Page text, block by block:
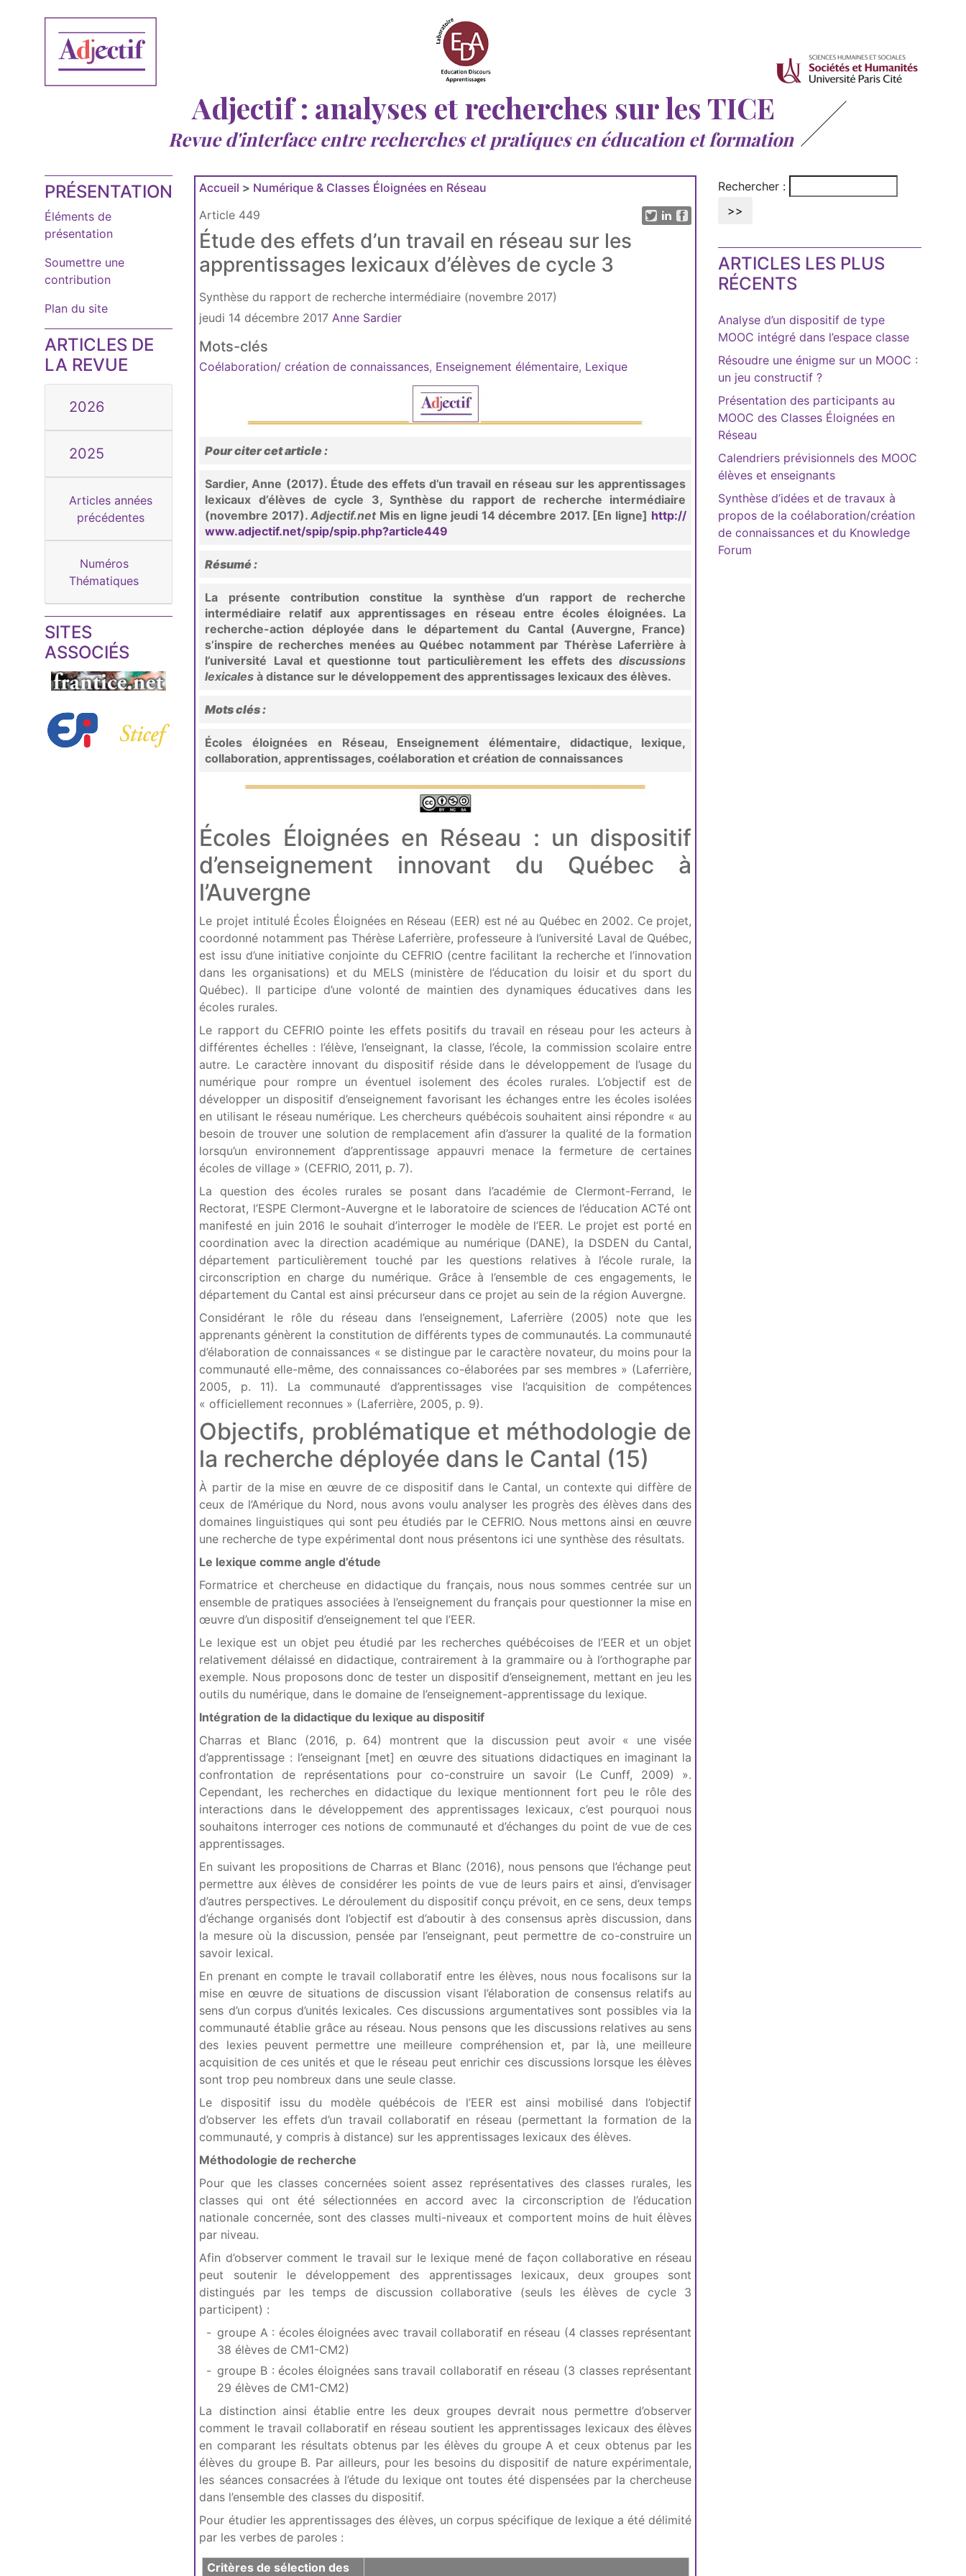
Adjectif : analyses et recherches sur les TICE
Revue d'interface entre recherches et pratiques en éducation et formation
PRÉSENTATION
Éléments de
présentation
Soumettre une
contribution
Plan du site
ARTICLES DE
LA REVUE
2026
2025
Articles années
précédentes
Numéros
Thématiques
SITES
ASSOCIÉS
Accueil > Numérique & Classes Éloignées en Réseau
Article 449
Étude des effets d’un travail en réseau sur les
apprentissages lexicaux d’élèves de cycle 3
Synthèse du rapport de recherche intermédiaire (novembre 2017)
jeudi 14 décembre 2017 Anne Sardier
Mots-clés
Coélaboration/ création de connaissances, Enseignement élémentaire, Lexique
Pour citer cet article :
Sardier, Anne (2017). Étude des effets d’un travail en réseau sur les apprentissages
lexicaux d’élèves de cycle 3, Synthèse du rapport de recherche intermédiaire
(novembre 2017).Adjectif.netMis en ligne jeudi 14 décembre 2017. [En ligne] http://
www.adjectif.net/spip/spip.php?article449
Résumé :
La présente contribution constitue la synthèse d’un rapport de recherche
intermédiaire relatif aux apprentissages en réseau entre écoles éloignées. La
recherche-action déployée dans le département du Cantal (Auvergne, France)
s’inspire de recherches menées au Québec notamment par Thérèse Laferrière à
l’université Laval et questionne tout particulièrement les effets desdiscussions
lexicales à distance sur le développement des apprentissages lexicaux des élèves.
Mots clés :
Écoles éloignées en Réseau, Enseignement élémentaire, didactique, lexique,
collaboration, apprentissages, coélaboration et création de connaissances
Écoles Éloignées en Réseau : un dispositif
d’enseignement innovant du Québec à
l’Auvergne
Le projet intitulé Écoles Éloignées en Réseau (EER) est né au Québec en 2002. Ce projet,
coordonné notamment pas Thérèse Laferrière, professeure à l’université Laval de Québec,
est issu d’une initiative conjointe du CEFRIO (centre facilitant la recherche et l’innovation
dans les organisations) et du MELS (ministère de l’éducation du loisir et du sport du
Québec). Il participe d’une volonté de maintien des dynamiques éducatives dans les
écoles rurales.
Le rapport du CEFRIO pointe les effets positifs du travail en réseau pour les acteurs à
différentes échelles : l’élève, l’enseignant, la classe, l’école, la commission scolaire entre
autre. Le caractère innovant du dispositif réside dans le développement de l’usage du
numérique pour rompre un éventuel isolement des écoles rurales. L’objectif est de
développer un dispositif d’enseignement favorisant les échanges entre les écoles isolées
en utilisant le réseau numérique. Les chercheurs québécois souhaitent ainsi répondre « au
besoin de trouver une solution de remplacement afin d’assurer la qualité de la formation
lorsqu’un environnement d’apprentissage appauvri menace la fermeture de certaines
écoles de village » (CEFRIO, 2011, p. 7).
La question des écoles rurales se posant dans l’académie de Clermont-Ferrand, le
Rectorat, l’ESPE Clermont-Auvergne et le laboratoire de sciences de l’éducation ACTé ont
manifesté en juin 2016 le souhait d’interroger le modèle de l’EER. Le projet est porté en
coordination avec la direction académique au numérique (DANE), la DSDEN du Cantal,
département particulièrement touché par les questions relatives à l’école rurale, la
circonscription en charge du numérique. Grâce à l’ensemble de ces engagements, le
département du Cantal est ainsi précurseur dans ce projet au sein de la région Auvergne.
Considérant le rôle du réseau dans l’enseignement, Laferrière (2005) note que les
apprenants génèrent la constitution de différents types de communautés. La communauté
d’élaboration de connaissances « se distingue par le caractère novateur, du moins pour la
communauté elle-même, des connaissances co-élaborées par ses membres » (Laferrière,
2005, p. 11). La communauté d’apprentissages vise l’acquisition de compétences
« officiellement reconnues » (Laferrière, 2005, p. 9).
Objectifs, problématique et méthodologie de
la recherche déployée dans le Cantal (15)
À partir de la mise en œuvre de ce dispositif dans le Cantal, un contexte qui diffère de
ceux de l’Amérique du Nord, nous avons voulu analyser les progrès des élèves dans des
domaines linguistiques qui sont peu étudiés par le CEFRIO. Nous mettons ainsi en œuvre
une recherche de type expérimental dont nous présentons ici une synthèse des résultats.
Le lexique comme angle d’étude
Formatrice et chercheuse en didactique du français, nous nous sommes centrée sur un
ensemble de pratiques associées à l’enseignement du français pour questionner la mise en
œuvre d’un dispositif d’enseignement tel que l’EER.
Le lexique est un objet peu étudié par les recherches québécoises de l’EER et un objet
relativement délaissé en didactique, contrairement à la grammaire ou à l’orthographe par
exemple. Nous proposons donc de tester un dispositif d’enseignement, mettant en jeu les
outils du numérique, dans le domaine de l’enseignement-apprentissage du lexique.
Intégration de la didactique du lexique au dispositif
Charras et Blanc (2016, p. 64) montrent que la discussion peut avoir « une visée
d’apprentissage : l’enseignant [met] en œuvre des situations didactiques en imaginant la
confrontation de représentations pour co-construire un savoir (Le Cunff, 2009) ».
Cependant, les recherches en didactique du lexique mentionnent fort peu le rôle des
interactions dans le développement des apprentissages lexicaux, c’est pourquoi nous
souhaitons interroger ces notions de communauté et d’échanges du point de vue de ces
apprentissages.
En suivant les propositions de Charras et Blanc (2016), nous pensons que l’échange peut
permettre aux élèves de considérer les points de vue de leurs pairs et ainsi, d’envisager
d’autres perspectives. Le déroulement du dispositif conçu prévoit, en ce sens, deux temps
d’échange organisés dont l’objectif est d’aboutir à des consensus après discussion, dans
la mesure où la discussion, pensée par l’enseignant, peut permettre de co-construire un
savoir lexical.
En prenant en compte le travail collaboratif entre les élèves, nous nous focalisons sur la
mise en œuvre de situations de discussion visant l’élaboration de consensus relatifs au
sens d’un corpus d’unités lexicales. Ces discussions argumentatives sont possibles via la
communauté établie grâce au réseau. Nous pensons que les discussions relatives au sens
des lexies peuvent permettre une meilleure compréhension et, par là, une meilleure
acquisition de ces unités et que le réseau peut enrichir ces discussions lorsque les élèves
sont trop peu nombreux dans une seule classe.
Le dispositif issu du modèle québécois de l’EER est ainsi mobilisé dans l’objectif
d’observer les effets d’un travail collaboratif en réseau (permettant la formation de la
communauté, y compris à distance) sur les apprentissages lexicaux des élèves.
Méthodologie de recherche
Pour que les classes concernées soient assez représentatives des classes rurales, les
classes qui ont été sélectionnées en accord avec la circonscription de l’éducation
nationale concernée, sont des classes multi-niveaux et comportent moins de huit élèves
par niveau.
Afin d’observer comment le travail sur le lexique mené de façon collaborative en réseau
peut soutenir le développement des apprentissages lexicaux, deux groupes sont
distingués par les temps de discussion collaborative (seuls les élèves de cycle 3
participent) :
groupe A : écoles éloignées avec travail collaboratif en réseau (4 classes représentant
38 élèves de CM1-CM2)
groupe B : écoles éloignées sans travail collaboratif en réseau (3 classes représentant
29 élèves de CM1-CM2)
La distinction ainsi établie entre les deux groupes devrait nous permettre d’observer
comment le travail collaboratif en réseau soutient les apprentissages lexicaux des élèves
en comparant les résultats obtenus par les élèves du groupe A et ceux obtenus par les
élèves du groupe B. Par ailleurs, pour les besoins du dispositif de nature expérimentale,
les séances consacrées à l’étude du lexique ont toutes été dispensées par la chercheuse
dans l’ensemble des classes du dispositif.
Pour étudier les apprentissages des élèves, un corpus spécifique de lexique a été délimité
par les verbes de paroles :
Critères de sélection des
Rechercher :
ARTICLES LES PLUS
RÉCENTS
Analyse d’un dispositif de type
MOOC intégré dans l’espace classe
Résoudre une énigme sur un MOOC :
un jeu constructif ?
Présentation des participants au
MOOC des Classes Éloignées en
Réseau
Calendriers prévisionnels des MOOC
élèves et enseignants
Synthèse d’idées et de travaux à
propos de la coélaboration/création
de connaissances et du Knowledge
Forum